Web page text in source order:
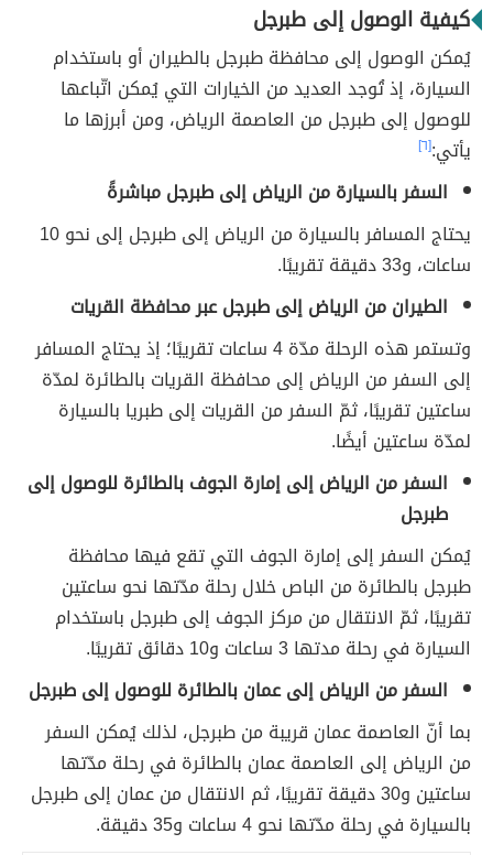
كيفية الوصول إلى طبرجل
يُمكن الوصول إلى محافظة طبرجل بالطيران أو باستخدام
السيارة، إذ تُوجد العديد من الخيارات التي يُمكن اتّباعها
للوصول إلى طبرجل من العاصمة الرياض، ومن أبرزها ما
يأتي:[٦]
السفر بالسيارة من الرياض إلى طبرجل مباشرةً
يحتاج المسافر بالسيارة من الرياض إلى طبرجل إلى نحو 10
ساعات، و33 دقيقة تقريبًا.
الطيران من الرياض إلى طبرجل عبر محافظة القريات
وتستمر هذه الرحلة مدّة 4 ساعات تقريبًا؛ إذ يحتاج المسافر
إلى السفر من الرياض إلى محافظة القريات بالطائرة لمدّة
ساعتين تقريبًا، ثمّ السفر من القريات إلى طبريا بالسيارة
لمدّة ساعتين أيضًا.
السفر من الرياض إلى إمارة الجوف بالطائرة للوصول إلى
طبرجل
يُمكن السفر إلى إمارة الجوف التي تقع فيها محافظة
طبرجل بالطائرة من الباص خلال رحلة مدّتها نحو ساعتين
تقريبًا، ثمّ الانتقال من مركز الجوف إلى طبرجل باستخدام
السيارة في رحلة مدتها 3 ساعات و10 دقائق تقريبًا.
السفر من الرياض إلى عمان بالطائرة للوصول إلى طبرجل
بما أنّ العاصمة عمان قريبة من طبرجل، لذلك يُمكن السفر
من الرياض إلى العاصمة عمان بالطائرة في رحلة مدّتها
ساعتين و30 دقيقة تقريبًا، ثم الانتقال من عمان إلى طبرجل
بالسيارة في رحلة مدّتها نحو 4 ساعات و35 دقيقة.